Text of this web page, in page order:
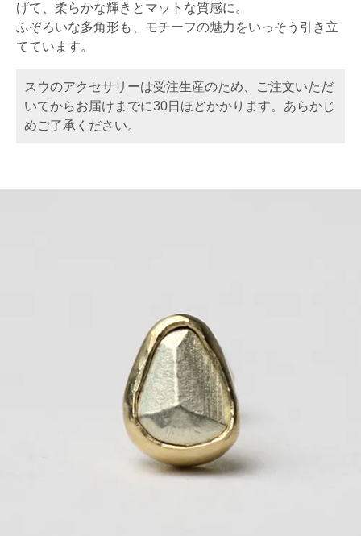
げて、柔らかな輝きとマットな質感に。
ふぞろいな多角形も、モチーフの魅力をいっそう引き立
てています。
スウのアクセサリーは受注生産のため、ご注文いただ
いてからお届けまでに30日ほどかかります。あらかじ
めご了承ください。